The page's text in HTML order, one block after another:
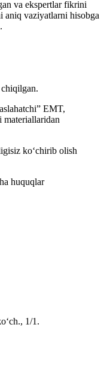
va ekspertlar fikrini
aniq vaziyatlarni hisobga
EMT,
materiallaridan
koʻchirib olish
huquqlar
1/1.